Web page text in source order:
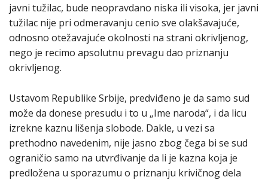
javni tužilac, bude neopravdano niska ili visoka, jer javni
tužilac nije pri odmeravanju cenio sve olakšavajuće,
odnosno otežavajuće okolnosti na strani okrivljenog,
nego je recimo apsolutnu prevagu dao priznanju
okrivljenog.
Ustavom Republike Srbije, predviđeno je da samo sud
može da donese presudu i to u „Ime naroda“, i da licu
izrekne kaznu lišenja slobode. Dakle, u vezi sa
prethodno navedenim, nije jasno zbog čega bi se sud
ograničio samo na utvrđivanje da li je kazna koja je
predložena u sporazumu o priznanju krivičnog dela